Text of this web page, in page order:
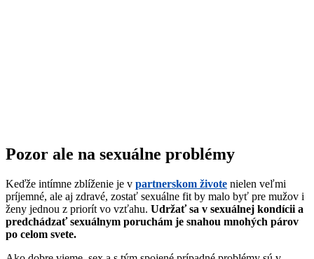
Pozor ale na sexuálne problémy
Keďže intímne zblíženie je v partnerskom živote nielen veľmi
príjemné, ale aj zdravé, zostať sexuálne fit by malo byť pre mužov i
ženy jednou z priorít vo vzťahu. Udržať sa v sexuálnej kondícii a
predchádzať sexuálnym poruchám je snahou mnohých párov
po celom svete.